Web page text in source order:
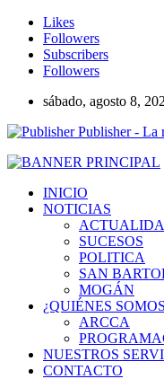
Likes
Followers
Subscribers
Followers
sábado, agosto 8,
Publisher - La
INICIO
NOTICIAS
SUCESOS
POLITICA
SAN
MOGÁN
¿QUIÉNES
ARCCA
NUESTROS
CONTACTO